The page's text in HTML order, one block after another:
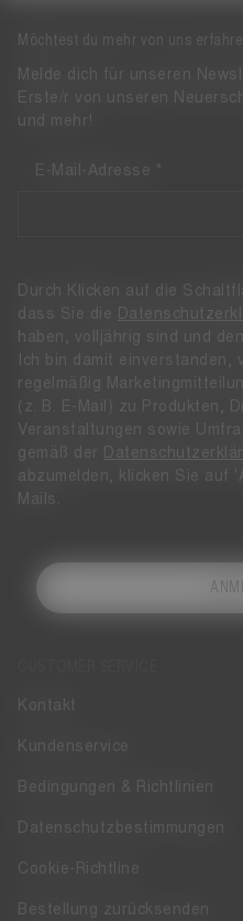
Kontakt
Kundenservice
Bedingungen & Richtlinien
Datenschutzbestimmungen
Cookie-Richtline
Bestellung zurücksenden
Möchtest du mehr von uns
Melde dich für unseren
Erste/r von unseren
und mehr!
E-Mail-Adresse
Durch Klicken auf die
dass Sie die
haben, volljährig sind und
Ich bin damit einverstanden,
regelmäßig
(z. B. E-Mail) zu Produkten,
Veranstaltungen sowie
gemäß der
abzumelden, klicken Sie auf
Mails.